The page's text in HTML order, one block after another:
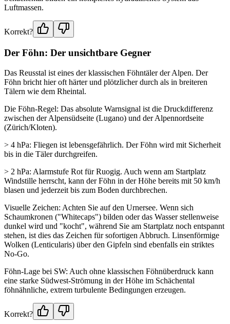
Luftmassen.
Korrekt?
Der Föhn: Der unsichtbare Gegner
Das Reusstal ist eines der klassischen Föhntäler der Alpen. Der
Föhn bricht hier oft härter und plötzlicher durch als in breiteren
Tälern wie dem Rheintal.
Die Föhn-Regel: Das absolute Warnsignal ist die Druckdifferenz
zwischen der Alpensüdseite (Lugano) und der Alpennordseite
(Zürich/Kloten).
> 4 hPa: Fliegen ist lebensgefährlich. Der Föhn wird mit Sicherheit
bis in die Täler durchgreifen.
> 2 hPa: Alarmstufe Rot für Ruogig. Auch wenn am Startplatz
Windstille herrscht, kann der Föhn in der Höhe bereits mit 50 km/h
blasen und jederzeit bis zum Boden durchbrechen.
Visuelle Zeichen: Achten Sie auf den Urnersee. Wenn sich
Schaumkronen ("Whitecaps") bilden oder das Wasser stellenweise
dunkel wird und "kocht", während Sie am Startplatz noch entspannt
stehen, ist dies das Zeichen für sofortigen Abbruch. Linsenförmige
Wolken (Lenticularis) über den Gipfeln sind ebenfalls ein striktes
No-Go.
Föhn-Lage bei SW: Auch ohne klassischen Föhnüberdruck kann
eine starke Südwest-Strömung in der Höhe im Schächental
föhnähnliche, extrem turbulente Bedingungen erzeugen.
Korrekt?